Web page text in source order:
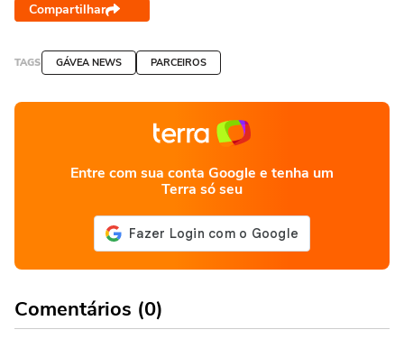
Compartilhar
TAGS GÁVEA NEWS PARCEIROS
Entre com sua conta Google e tenha um
Terra só seu
Comentários (0)